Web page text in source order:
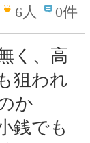
6人 0件
く、高
狙われ
か
銭でも